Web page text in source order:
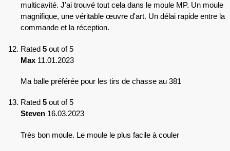
multicavité. J'ai trouvé tout cela dans le moule MP. Un moule
magnifique, une véritable œuvre d'art. Un délai rapide entre la
commande et la réception.
Rated 5 out of 5
Max 11.01.2023
Ma balle préférée pour les tirs de chasse au 381
Rated 5 out of 5
Steven 16.03.2023
Très bon moule. Le moule le plus facile à couler